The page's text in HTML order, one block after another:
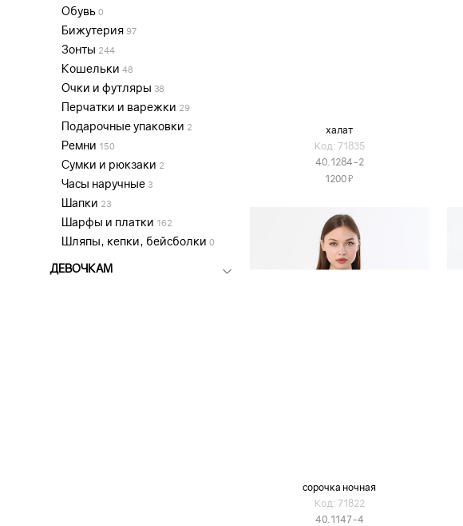
халат
Код: 71835
40.1284-2
1200Я
сорочка ночная
Код: 71822
40.1147-4
Обувь 0
Бижутерия 97
Зонты 244
Кошельки 48
Очки и футляры 38
Перчатки и варежки 29
Подарочные упаковки 2
Ремни 150
Сумки и рюкзаки 2
Часы наручные 3
Шапки 23
Шарфы и платки 162
Шляпы, кепки, бейсболки 0
ДЕВОЧКАМ